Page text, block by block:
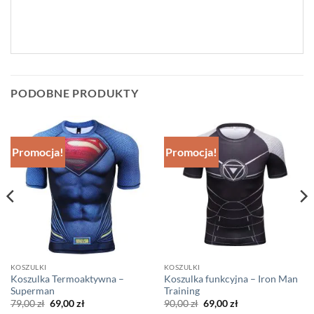
PODOBNE PRODUKTY
Promocja!
KOSZULKI
Koszulka Termoaktywna –
Superman
79,00zł Pierwotna
69,00złAktualna
Promocja!
KOSZULKI
Koszulka funkcyjna – Iron Man
Training
90,00zł Pierwotna
69,00złAktualna